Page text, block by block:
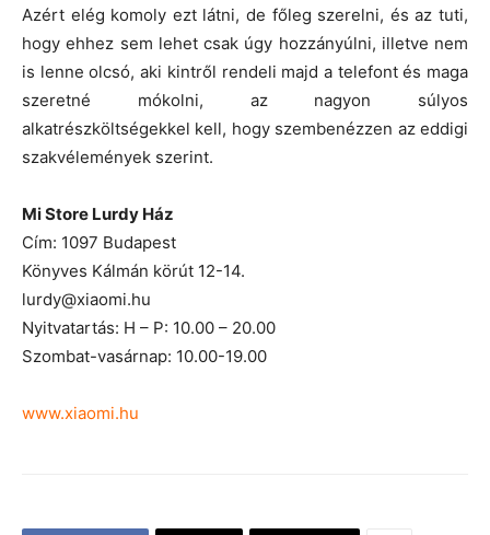
Azért elég komoly ezt látni, de főleg szerelni, és az tuti,
hogy ehhez sem lehet csak úgy hozzányúlni, illetve nem
is lenne olcsó, aki kintről rendeli majd a telefont és maga
szeretné mókolni, az nagyon súlyos
alkatrészköltségekkel kell, hogy szembenézzen az eddigi
szakvélemények szerint.
Mi Store Lurdy Ház
Cím: 1097 Budapest
Könyves Kálmán körút 12-14.
lurdy@xiaomi.hu
Nyitvatartás: H – P: 10.00 – 20.00
Szombat-vasárnap: 10.00-19.00
www.xiaomi.hu